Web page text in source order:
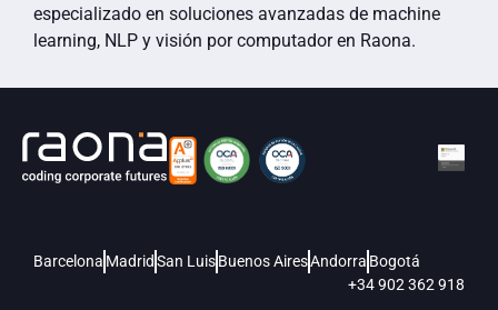
especializado en soluciones avanzadas de machine
learning, NLP y visión por computador en Raona.
Barcelona MadridSan LuisBuenos AiresAndorra Bogotá
+34 902 362 918